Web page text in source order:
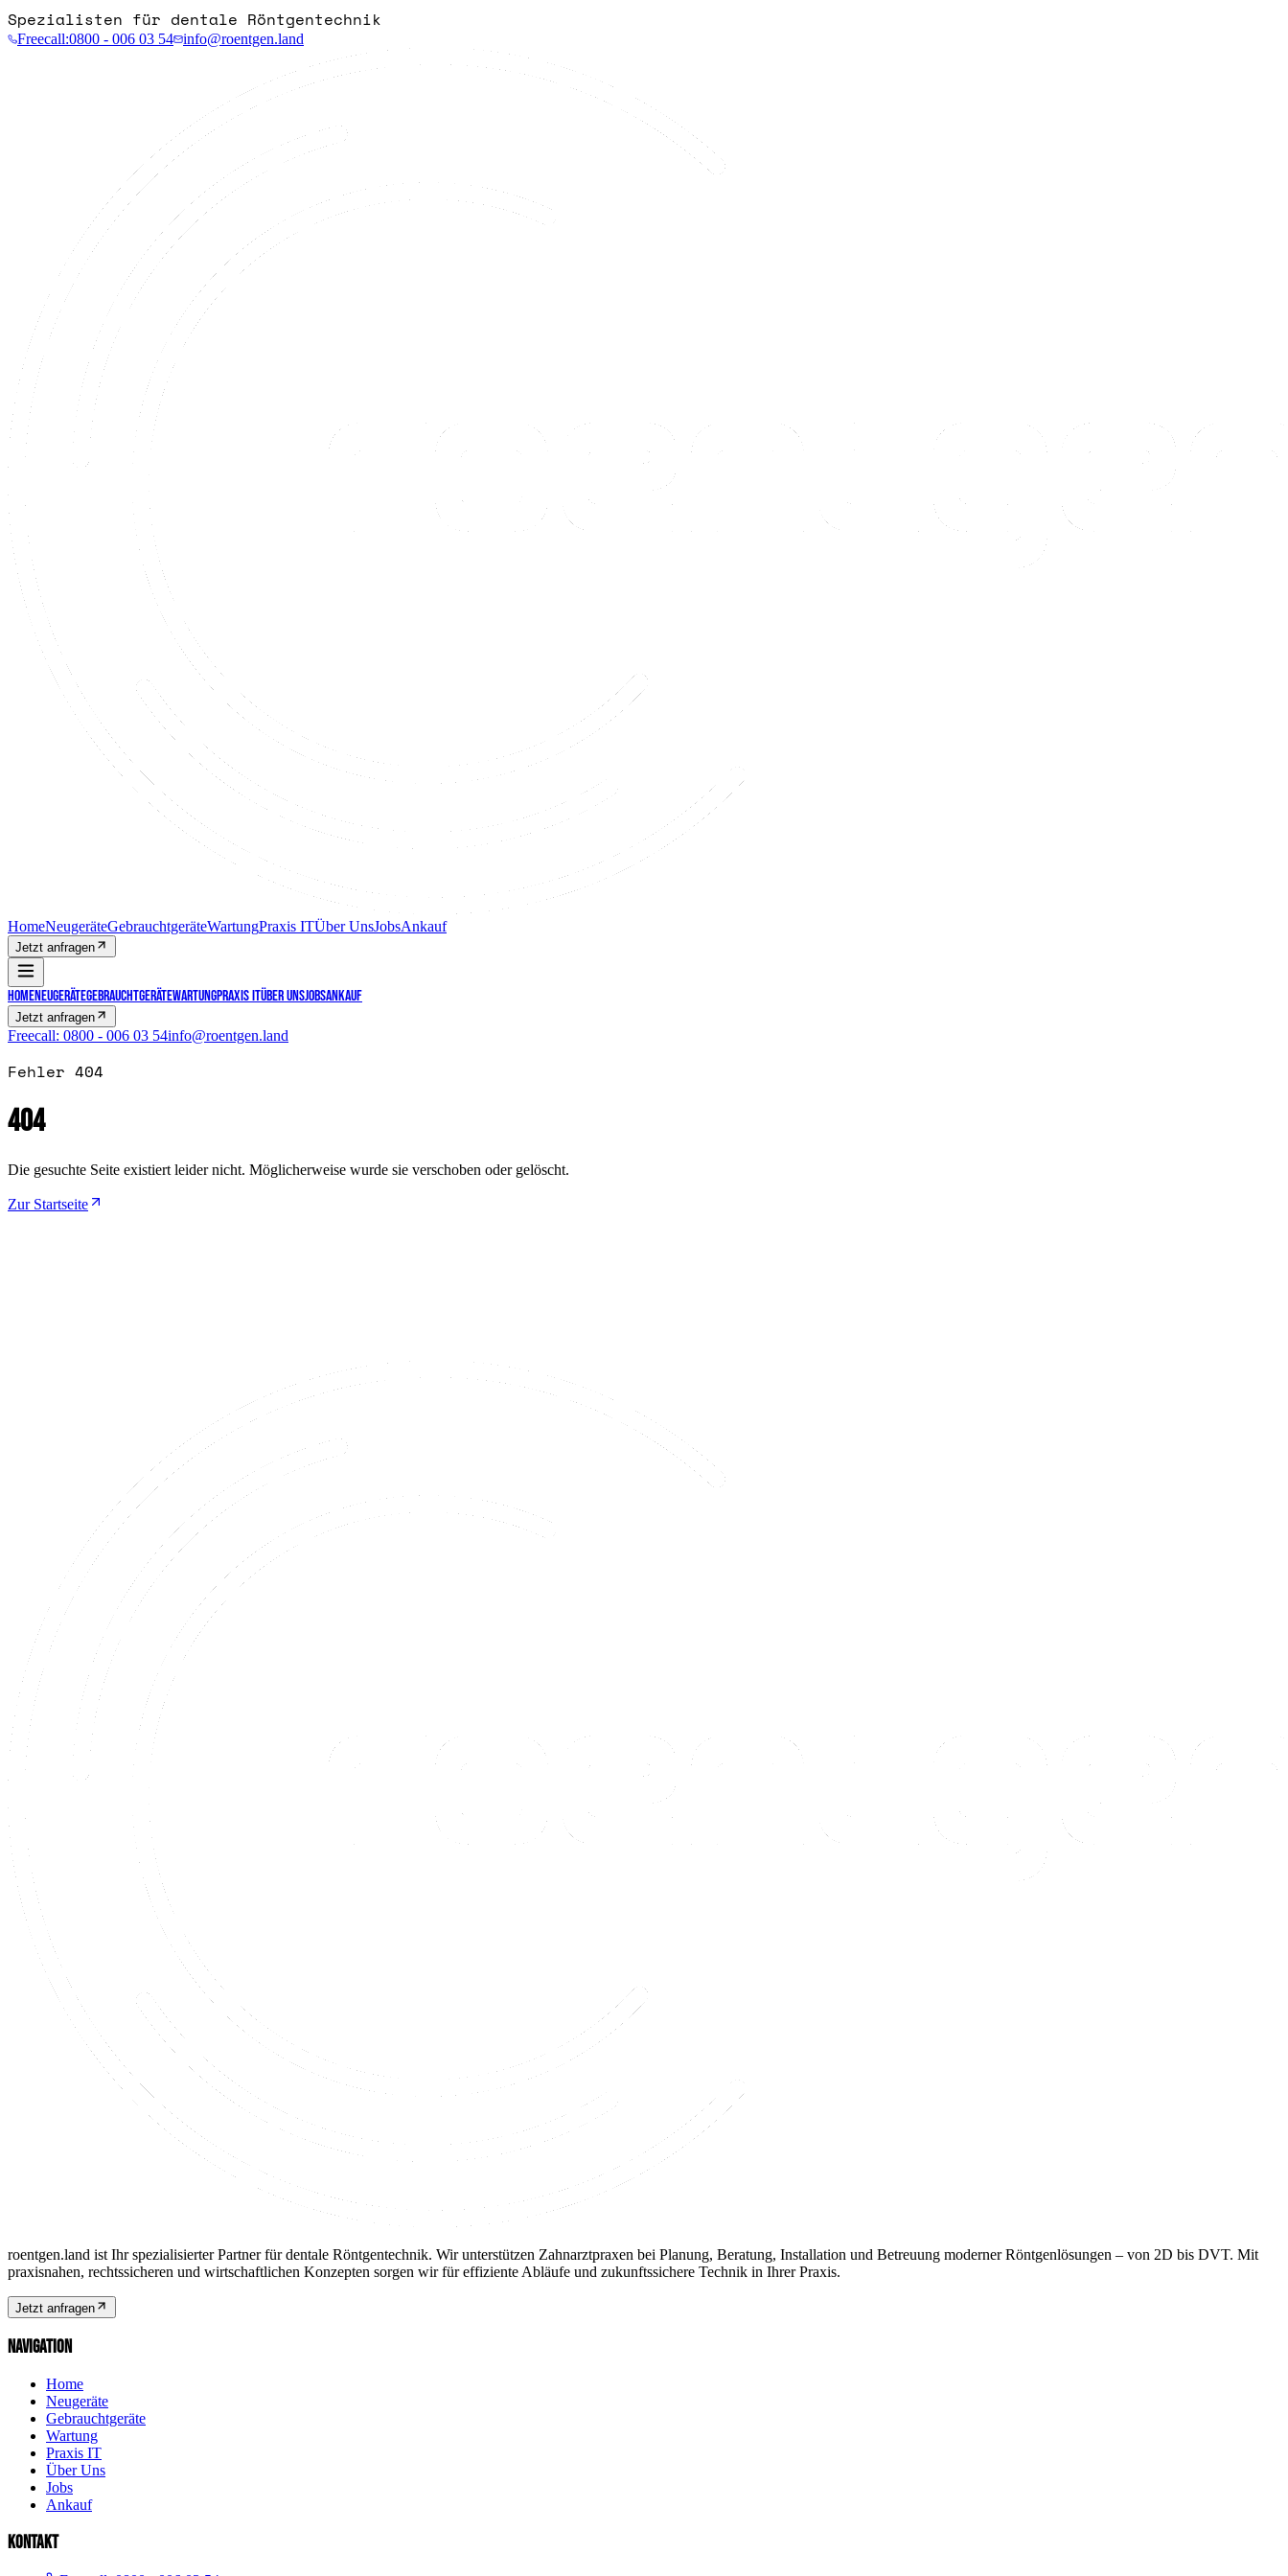
Spezialisten für dentale Röntgentechnik
Freecall:0800 - 006 03 54 info@roentgen.land
HomeNeugeräteGebrauchtgeräteWartungPraxis ITÜber UnsJobsAnkauf
Jetzt anfragen
HomeNeugeräteGebrauchtgeräteWartungPraxis ITÜber UnsJobsAnkauf
Jetzt anfragen
Freecall: 0800 - 006 03 54info@roentgen.land
Fehler 404
404
Die gesuchte Seite existiert leider nicht. Möglicherweise wurde sie verschoben oder gelöscht.
Zur Startseite
roentgen.land ist Ihr spezialisierter Partner für dentale Röntgentechnik. Wir unterstützen Zahnarztpraxen bei Planung, Beratung, Installation und Betreuung moderner Röntgenlösungen – von 2D bis DVT. Mit
praxisnahen, rechtssicheren und wirtschaftlichen Konzepten sorgen wir für effiziente Abläufe und zukunftssichere Technik in Ihrer Praxis.
Jetzt anfragen
NAVIGATION
Home
Neugeräte
Gebrauchtgeräte
Wartung
Praxis IT
Über Uns
Jobs
Ankauf
KONTAKT